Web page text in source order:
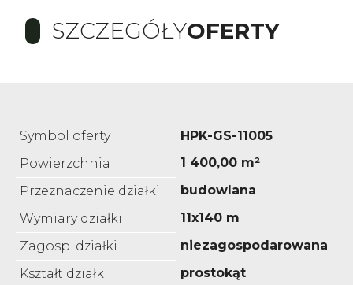
SZCZEGÓŁYOFERTY
Symbol oferty
HPK-GS-11005
Powierzchnia
1 400,00 m²
Przeznaczenie działki
budowlana
Wymiary działki
11x140 m
Zagosp. działki
niezagospodarowana
Kształt działki
prostokąt